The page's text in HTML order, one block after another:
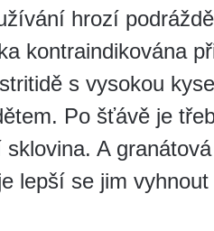
hrozí
kontraindikována
s vysokou
Po šťávě je
sklovina. A
lepší se jim